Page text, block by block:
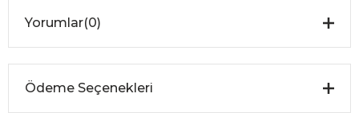
Yorumlar(0)
Ödeme Seçenekleri